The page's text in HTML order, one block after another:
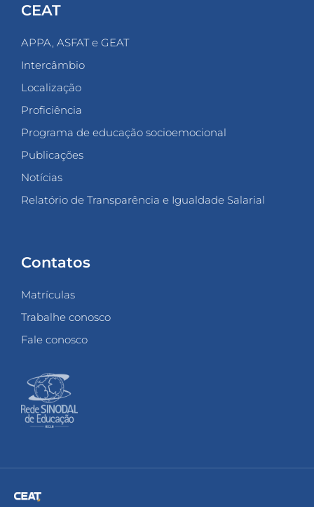
CEAT
APPA, ASFAT e GEAT
Intercâmbio
Localização
Proficiência
Programa de educação socioemocional
Publicações
Notícias
Relatório de Transparência e Igualdade Salarial
Contatos
Matrículas
Trabalhe conosco
Fale conosco